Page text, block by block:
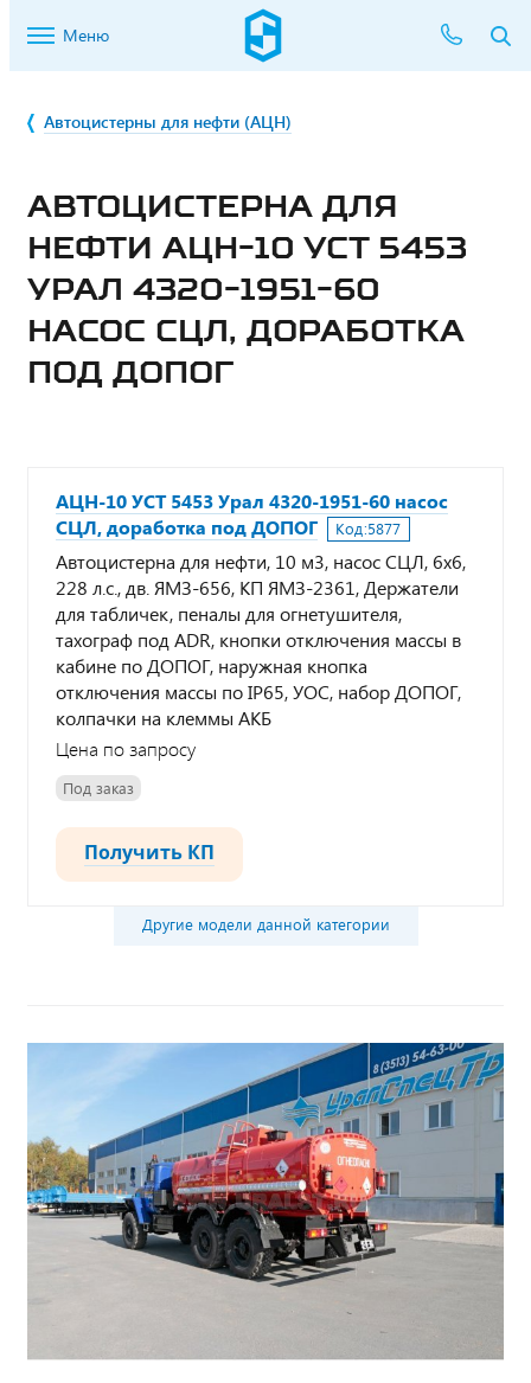
Меню
Автоцистерны для нефти (АЦН)
АВТОЦИСТЕРНА ДЛЯ
НЕФТИ АЦН-10 УСТ 5453
УРАЛ 4320-1951-60
НАСОС СЦЛ, ДОРАБОТКА
ПОД ДОПОГ
АЦН-10 УСТ 5453 Урал 4320-1951-60 насос
СЦЛ, доработка под ДОПОГ
Код:5877
Автоцистерна для нефти, 10 м3, насос СЦЛ, 6х6,
228 л.с., дв. ЯМЗ-656, КП ЯМЗ-2361, Держатели
для табличек, пеналы для огнетушителя,
тахограф под ADR, кнопки отключения массы в
кабине по ДОПОГ, наружная кнопка
отключения массы по IP65, УОС, набор ДОПОГ,
колпачки на клеммы АКБ
Цена по запросу
Под заказ
Получить КП
Другие модели данной категории